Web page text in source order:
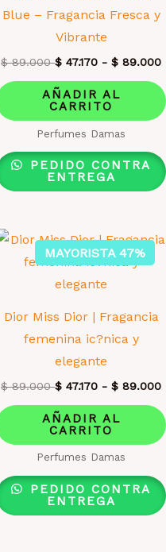
Blue – Fragancia Fresca y
Vibrante
$89.000 $ 47.170 - $ 89.000
AÑADIR AL
CARRITO
Perfumes Damas
PEDIDO CONTRA
ENTREGA
MAYORISTA 47%
Dior Miss Dior | Fragancia
femenina ic?nica y
elegante
$89.000 $ 47.170 - $ 89.000
AÑADIR AL
CARRITO
Perfumes Damas
PEDIDO CONTRA
ENTREGA